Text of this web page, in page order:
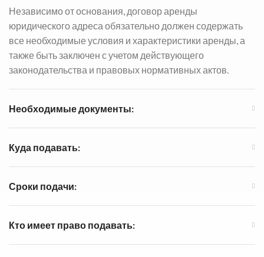
Независимо от основания, договор аренды
юридического адреса обязательно должен содержать
все необходимые условия и характеристики аренды, а
также быть заключен с учетом действующего
законодательства и правовых нормативных актов.
Необходимые документы:
Куда подавать:
Сроки подачи:
Кто имеет право подавать: